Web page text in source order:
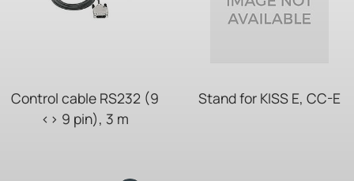
Control cable RS232 (9
<> 9 pin), 3 m
Stand for KISS E, CC-E